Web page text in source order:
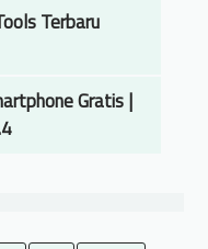
Terbaru
Gratis |